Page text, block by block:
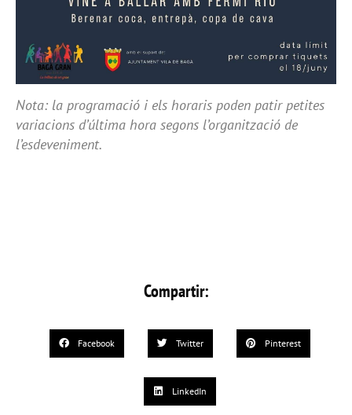
Nota: la programació i els horaris poden patir petites
variacions d’última hora segons l’organització de
l’esdeveniment.
Compartir:
Facebook Twitter Pinterest
LinkedIn